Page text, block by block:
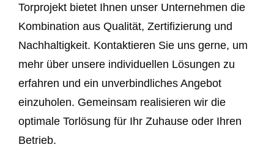
Torprojekt bietet Ihnen unser Unternehmen die
Kombination aus Qualität, Zertifizierung und
Nachhaltigkeit. Kontaktieren Sie uns gerne, um
mehr über unsere individuellen Lösungen zu
erfahren und ein unverbindliches Angebot
einzuholen. Gemeinsam realisieren wir die
optimale Torlösung für Ihr Zuhause oder Ihren
Betrieb.